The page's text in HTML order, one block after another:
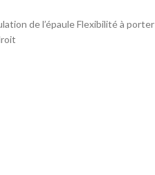
de l’épaule Flexibilité à porter